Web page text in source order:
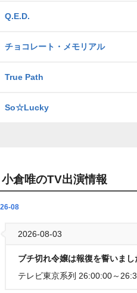
Q.E.D.
チョコレート・メモリアル
True Path
So☆Lucky
小倉唯のTV出演情報
08
2026-08-03
ブチ切れ令嬢は報復を誓いま
テレビ東京系列 26:00:00～